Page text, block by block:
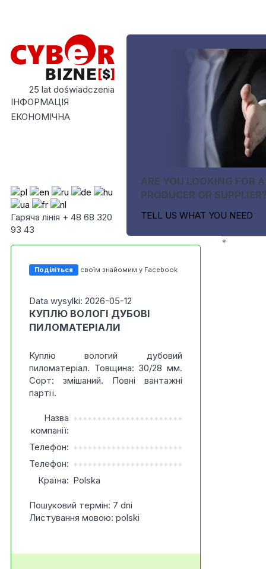
25 lat doświadczenia
ІНФОРМАЦІЯ
ЕКОНОМІЧНА
Гаряча лінія + 48 68 320
93 43
ARE YOU LOOKING FOR A
PRODUCER OR
TELL US WHAT YOU NEED
Поділіться своїм знайомим у Facebook
Data wysylki: 2026-05-12
КУПЛЮ ВОЛОГІ ДУБОВІ
ПИЛОМАТЕРІАЛИ
Куплю вологий дубовий
пиломатеріал. Товщина: 30/28 мм.
Сорт: змішаний. Повні вантажні
партії.
Назва
компанії:
***********************
Телефон: ***********************
Телефон: ***********************
Країна: Polska
Пошуковий термін: 7 dni
Листування мовою: polski
*